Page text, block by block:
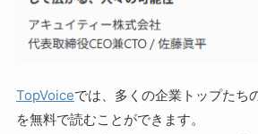
TopVoiceでは、多くの企業トップたち
を無料で読むことができます。